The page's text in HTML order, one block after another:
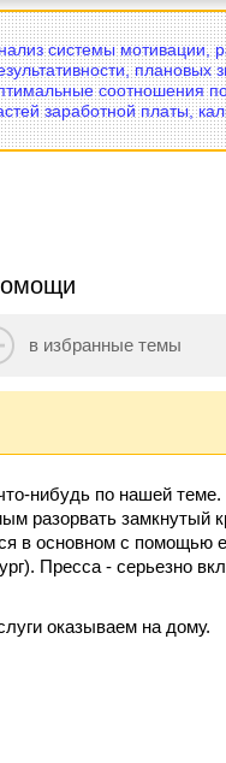
системы мотивации,
плановых
соотношения
заработной платы,
в избранные темы
нибудь по нашей
разорвать замкнутый
в основном с помощью
Пресса - серьезно
оказываем на дому.